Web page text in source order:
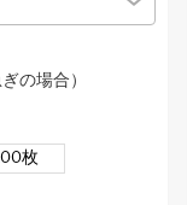
の場合）
枚